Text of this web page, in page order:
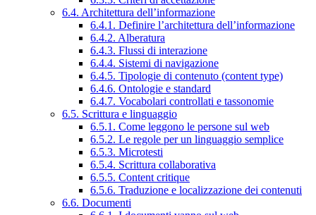
6.4. Architettura dell’informazione
6.4.1. Definire l’architettura dell’informazione
6.4.2. Alberatura
6.4.3. Flussi di interazione
6.4.4. Sistemi di navigazione
6.4.5. Tipologie di contenuto (content type)
6.4.6. Ontologie e standard
6.4.7. Vocabolari controllati e tassonomie
6.5. Scrittura e linguaggio
6.5.1. Come leggono le persone sul web
6.5.2. Le regole per un linguaggio semplice
6.5.3. Microtesti
6.5.4. Scrittura collaborativa
6.5.5. Content critique
6.5.6. Traduzione e localizzazione dei contenuti
6.6. Documenti